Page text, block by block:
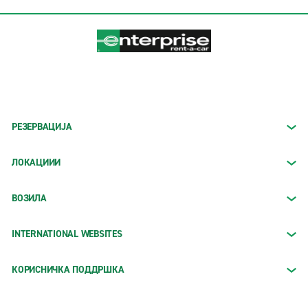
РЕЗЕРВАЦИЈА
ЛОКАЦИИИ
ВОЗИЛА
INTERNATIONAL WEBSITES
КОРИСНИЧКА ПОДДРШКА